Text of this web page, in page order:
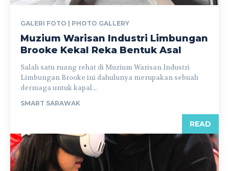
GALERI FOTO | PHOTO GALLERY
Muzium Warisan Industri Limbungan
Brooke Kekal Reka Bentuk Asal
Salah satu ruang rehat di Muzium Warisan Industri
Limbungan Brooke ini dahulunya merupakan sebuah
dermaga untuk kapal...
SMART SARAWAK
READ